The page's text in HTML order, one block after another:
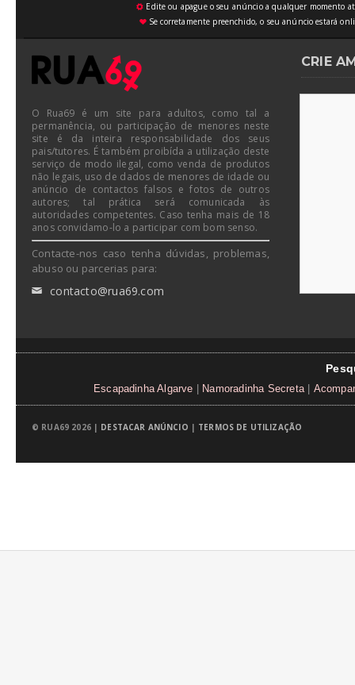
⚙ Edite ou apague o seu anúncio a qualquer momento
♥Se corretamente preenchido, o seu anúncio estará
O Rua69 é um site para adultos, como tal a
permanência, ou participação de menores neste
site é da inteira responsabilidade dos seus
pais/tutores. É também proibída a utilização deste
serviço de modo ilegal, como venda de produtos
não legais, uso de dados de menores de idade ou
anúncio de contactos falsos e fotos de outros
autores; tal prática será comunicada às
autoridades competentes. Caso tenha mais de 18
anos convidamo-lo a participar com bom senso.
Contacte-nos caso tenha dúvidas, problemas,
abuso ou parcerias para:
✉ contacto@rua69.com
CRIE
Escapadinha Algarve Namoradinha Secreta
© RUA69 2026 | DESTACAR ANÚNCIO | TERMOS DE UTILIZAÇÃO